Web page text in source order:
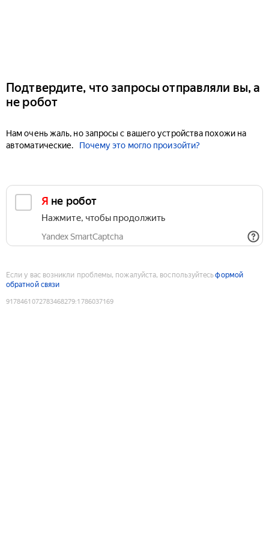
Подтвердите, что запросы отправляли вы, а
не робот
Нам очень жаль, но запросы с вашего устройства похожи на
автоматические.
Почему это могло произойти?
Я не робот
Нажмите, чтобы продолжить
Yandex SmartCaptcha
Если у вас возникли проблемы, пожалуйста, воспользуйтесьформой
обратной связи
9178461072783468279:1786037169